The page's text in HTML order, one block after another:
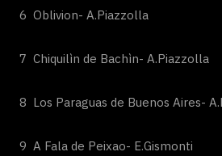
6 Oblivion- A.Piazzolla
7 Chiquilìn de Bachìn- A.Piazzolla
8 Los Paraguas de Buenos Aires-
9 A Fala de Peixao- E.Gismonti